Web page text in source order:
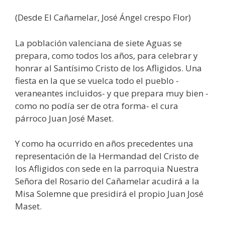
(Desde El Cañamelar, José Ángel crespo Flor)
La población valenciana de siete Aguas se
prepara, como todos los años, para celebrar y
honrar al Santísimo Cristo de los Afligidos. Una
fiesta en la que se vuelca todo el pueblo -
veraneantes incluidos- y que prepara muy bien -
como no podía ser de otra forma- el cura
párroco Juan José Maset.
Y como ha ocurrido en años precedentes una
representación de la Hermandad del Cristo de
los Afligidos con sede en la parroquia Nuestra
Señora del Rosario del Cañamelar acudirá a la
Misa Solemne que presidirá el propio Juan José
Maset.